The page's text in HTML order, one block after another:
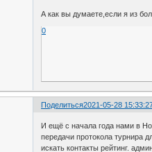
А как вы думаете,если я из
0
Поделиться2021-05-28
И ещё с начала года нами в
передачи протокола турнира
искать контакты рейтинг.